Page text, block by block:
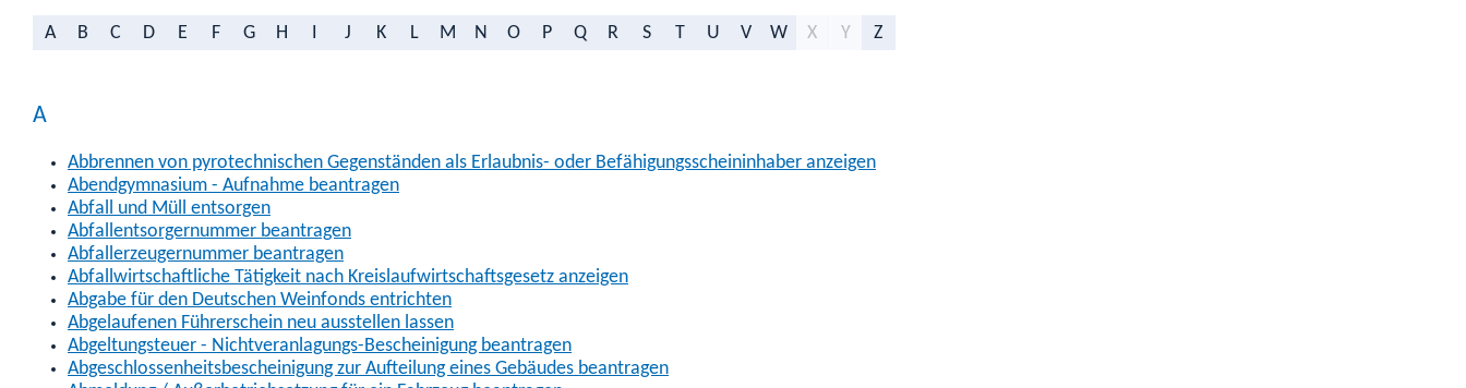
A B C D E F G H J K L M N O P Q R S T U V W X Y Z
A
Abbrennen von pyrotechnischen Gegenständen als Erlaubnis- oder Befähigungsscheininhaber anzeigen
Abendgymnasium - Aufnahme beantragen
Abfall und Müll entsorgen
Abfallentsorgernummer beantragen
Abfallerzeugernummer beantragen
Abfallwirtschaftliche Tätigkeit nach Kreislaufwirtschaftsgesetz anzeigen
Abgabe für den Deutschen Weinfonds entrichten
Abgelaufenen Führerschein neu ausstellen lassen
Abgeltungsteuer - Nichtveranlagungs-Bescheinigung beantragen
Abgeschlossenheitsbescheinigung zur Aufteilung eines Gebäudes beantragen